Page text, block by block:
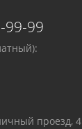
99-99
проезд, 4